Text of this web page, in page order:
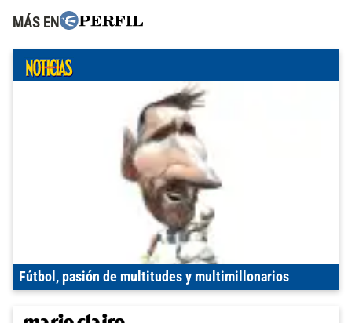
MÁS EN
Fútbol, pasión de multitudes y multimillonarios